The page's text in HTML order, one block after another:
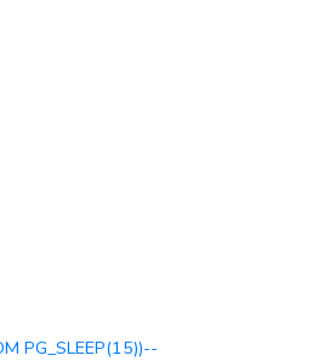
PG_SLEEP(15))--